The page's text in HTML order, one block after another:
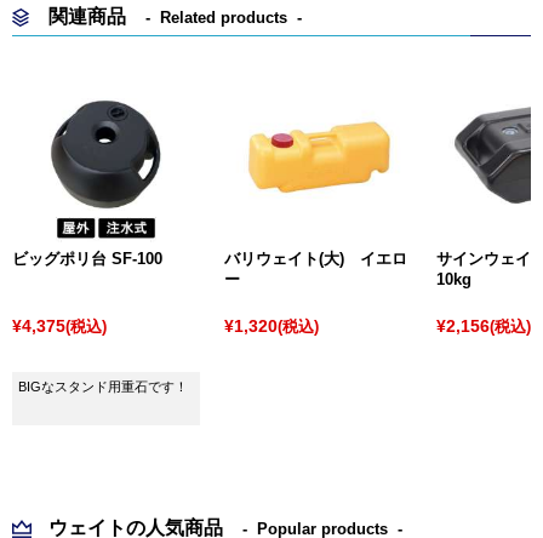
関連商品 Related products
ビッグポリ台 SF-100
¥4,375(税込)
BIGなスタンド用重石です！
バリウェイト(大) イエロ
ー
¥1,320(税込)
サインウェ
10kg
¥2,156(税込)
ウェイトの人気商品 Popular products